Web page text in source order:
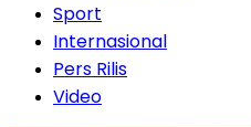
Sport
Internasional
Pers Rilis
Video